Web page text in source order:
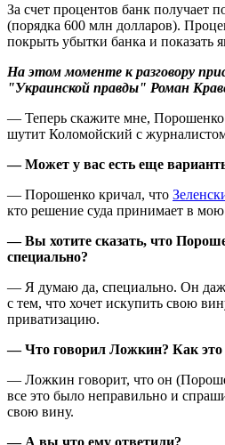
За счет процентов банк получает
(порядка 600 млн долларов).
покрыть убытки банка и показать
На этом моменте к разговору
"Украинской правды" Роман
— Теперь скажите мне,
шутит Коломойский с
—Может у вас есть еще
— Порошенко кричал, что
кто решение суда принимает в
—Вы хотите сказать, что
специально?
— Я думаю да, специально. Он
с тем, что хочет искупить свою
приватизацию.
—Что говорил Ложкин? Как это
— Ложкин говорит, что он
все это было неправильно и
свою вину.
—А вы что ему ответили?